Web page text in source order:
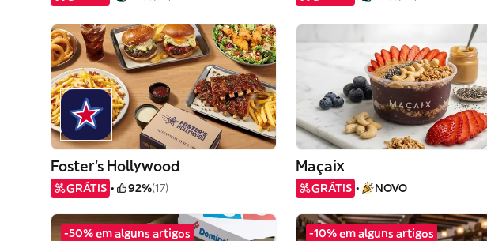
Foster's Hollywood
GRÁTIS 92%(17)
Maçaix
GRÁTIS NOVO
-50% em alguns artigos -10% em alguns artigos